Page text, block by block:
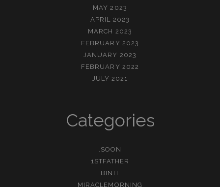
MAY 2023
APRIL 2023
MARCH 2023
FEBRUARY 2023
JANUARY 2023
FEBRUARY 2022
JULY 2021
Categories
.SOON
1STFATHER
BINIT
MIRACLEMORNING